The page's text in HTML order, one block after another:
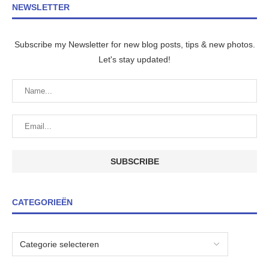
NEWSLETTER
Subscribe my Newsletter for new blog posts, tips & new photos.
Let's stay updated!
CATEGORIEËN